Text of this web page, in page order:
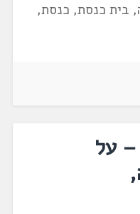
בית כנסת, כנסת,
לתקן את המתקן 2 – על